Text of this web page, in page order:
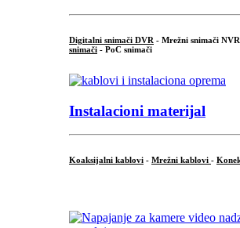
Digitalni snimači DVR - Mrežni snimači
snimači - PoC snimači
Instalacioni materijal
Koaksijalni kablovi - Mrežni kablovi -